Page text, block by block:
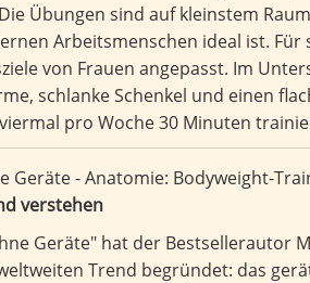
Übungen sind auf kleinstem
Arbeitsmenschen ideal ist.
von Frauen angepasst. Im
schlanke Schenkel und einen
pro Woche 30 Minuten
verstehen
Geräte" hat der Bestsellerautor
Trend begründet: das